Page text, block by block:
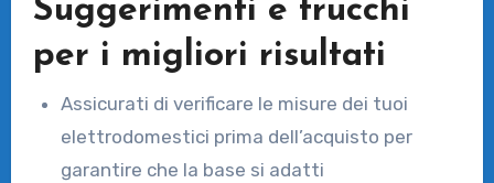
Suggerimenti e trucchi
per i migliori risultati
Assicurati di verificare le misure dei tuoi
elettrodomestici prima dell’acquisto per
garantire che la base si adatti